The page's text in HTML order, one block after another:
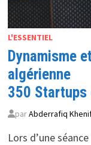
L'ESSENTIEL
Dynamisme
algérienne
350 Startups
parAbderrafiq
Lors d’une